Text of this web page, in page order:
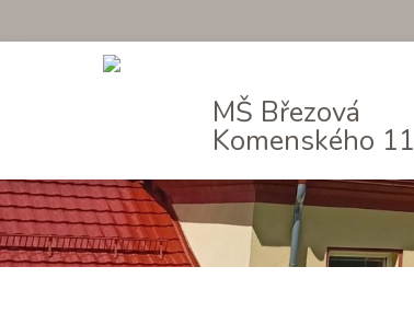
MŠ Březová
Komenského 11